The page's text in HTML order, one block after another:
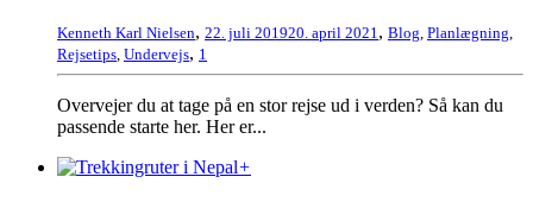
Kenneth Karl Nielsen, 22. juli 201920. april 2021 , Blog Planlægning
Rejsetips Undervejs, 1
Overvejer du at tage på en stor rejse ud i verden? Så kan du
passende starte her. Her er...
+